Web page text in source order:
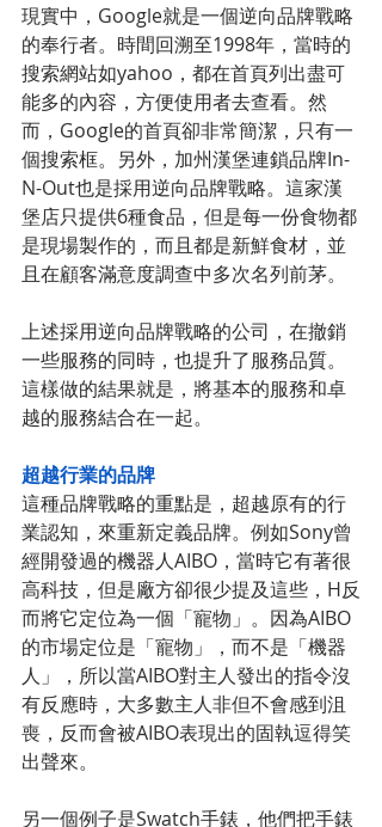
現實中，Google就是一個逆向品牌戰略
的奉行者。時間回溯至1998年，當時的
搜索網站如yahoo，都在首頁列出盡可
能多的內容，方便使用者去查看。然
而，Google的首頁卻非常簡潔，只有一
個搜索框。另外，加州漢堡連鎖品牌In-
N-Out也是採用逆向品牌戰略。這家漢
堡店只提供6種食品，但是每一份食物都
是現場製作的，而且都是新鮮食材，並
且在顧客滿意度調查中多次名列前茅。
上述採用逆向品牌戰略的公司，在撤銷
一些服務的同時，也提升了服務品質。
這樣做的結果就是，將基本的服務和卓
越的服務結合在一起。
超越行業的品牌
這種品牌戰略的重點是，超越原有的行
業認知，來重新定義品牌。例如Sony曾
經開發過的機器人AIBO，當時它有著很
高科技，但是廠方卻很少提及這些，H反
而將它定位為一個「寵物」。因為AIBO
的市場定位是「寵物」，而不是「機器
人」，所以當AIBO對主人發出的指令沒
有反應時，大多數主人非但不會感到沮
喪，反而會被AIBO表現出的固執逗得笑
出聲來。
另一個例子是Swatch手錶，他們把手錶